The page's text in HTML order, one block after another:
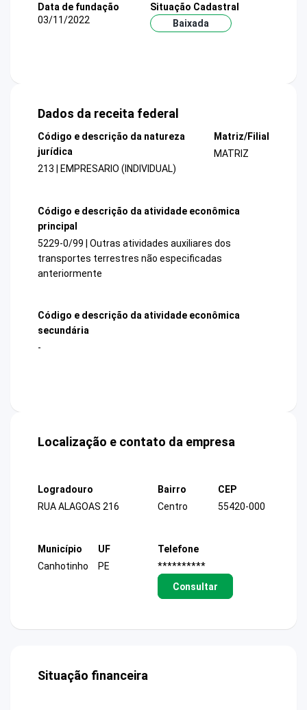
Data de fundação
03/11/2022
Situação Cadastral
Baixada
Dados da receita federal
Código e descrição da natureza
jurídica
213 | EMPRESARIO (INDIVIDUAL)
Matriz/Filial
MATRIZ
Código e descrição da atividade econômica
principal
5229-0/99 | Outras atividades auxiliares dos
transportes terrestres não especificadas
anteriormente
Código e descrição da atividade econômica
secundária
-
Localização e contato da empresa
Logradouro
RUA ALAGOAS 216
Bairro
Centro
CEP
55420-000
Município
Canhotinho
UF
PE
Telefone
**********
Consultar
Situação financeira